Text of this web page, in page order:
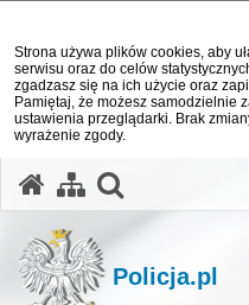
Strona używa plików cookies, aby
serwisu oraz do celów
zgadzasz się na ich użycie oraz
Pamiętaj, że możesz samodzielnie
ustawienia przeglądarki. Brak
wyrażenie zgody.
Policja.pl